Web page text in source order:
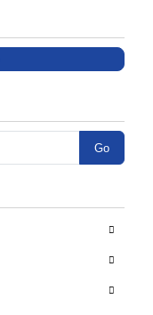
Go